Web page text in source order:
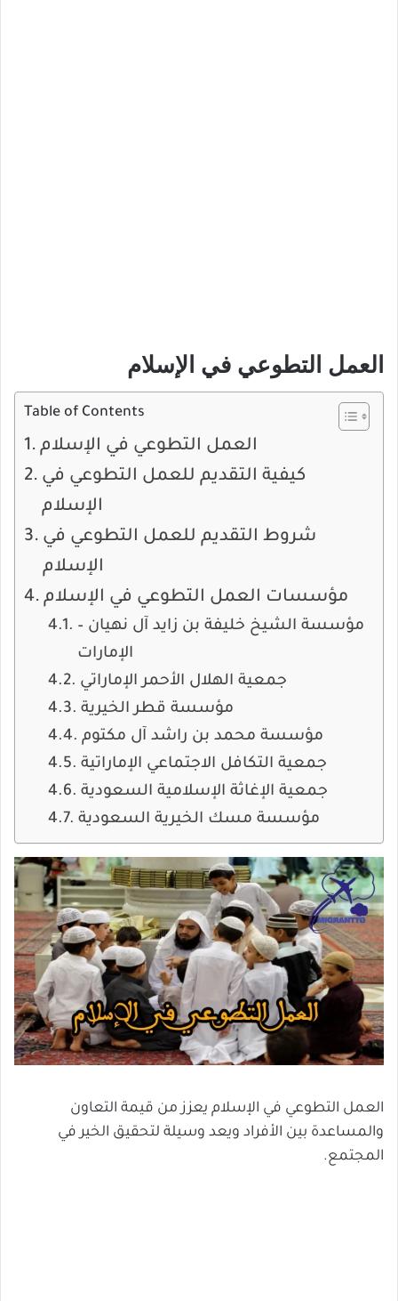
العمل التطوعي في الإسلام
Table of Contents
العمل التطوعي في الإسلام
كيفية التقديم للعمل التطوعي في
الإسلام
شروط التقديم للعمل التطوعي في
الإسلام
مؤسسات العمل التطوعي في الإسلام
مؤسسة الشيخ خليفة بن زايد آل نهيان –
الإمارات
جمعية الهلال الأحمر الإماراتي
مؤسسة محمد بن راشد آل مكتوم
جمعية التكافل الاجتماعي الإماراتية
جمعية الإغاثة الإسلامية السعودية
مؤسسة مسك الخيرية السعودية
العمل التطوعي في الإسلام يعزز من قيمة التعاون
والمساعدة بين الأفراد ويعد وسيلة لتحقيق الخير في
المجتمع.